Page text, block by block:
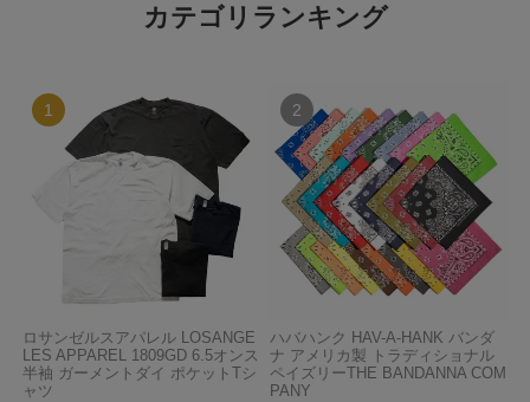
カテゴリランキング
ロサンゼルスアパレル LOSANGE
LES APPAREL 1809GD 6.5オンス
半袖 ガーメントダイ ポケットTシ
ャツ
ハバハンク HAV-A-HANK バンダ
ナ アメリカ製 トラディショナル
ペイズリーTHE BANDANNA COM
PANY